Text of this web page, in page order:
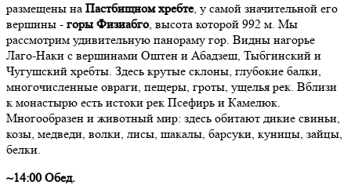
размещены на Пастбищном хребте, у самой значительной его
вершины - горы Физиабго, высота которой 992 м. Мы
рассмотрим удивительную панораму гор. Видны нагорье
Лаго-Наки с вершинами Оштен и Абадзеш, Тыбгинский и
Чугушский хребты. Здесь крутые склоны, глубокие балки,
многочисленные овраги, пещеры, гроты, ущелья рек. Вблизи
к монастырю есть истоки рек Псефирь и Камелюк.
Многообразен и животный мир: здесь обитают дикие свиньи,
козы, медведи, волки, лисы, шакалы, барсуки, куницы, зайцы,
белки.
~14:00 Обед.